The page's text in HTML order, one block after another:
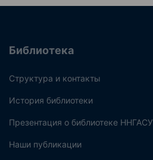
Библиотека
Структура и контакты
История библиотеки
Презентация о библиотеке ННГАСУ
Наши публикации